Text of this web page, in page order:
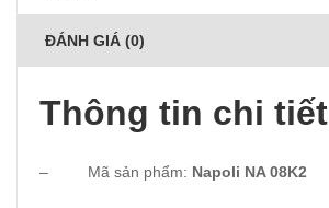
ĐÁNH GIÁ (0)
Thông tin chi tiết
– Mã sản phẩm: Napoli NA 08K2